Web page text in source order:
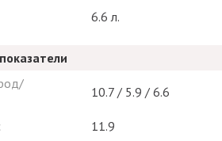
6.6 л.
10.7 / 5.9 / 6.6
11.9